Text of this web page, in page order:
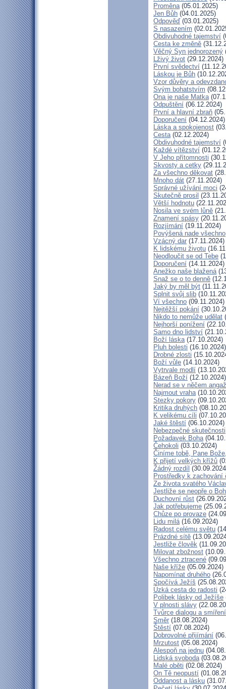
Proměna(05.01.2025)
Jen Bůh (04.01.2025)
Odpověď (03.01.2025)
S nasazením
Obdivuhodné tajemství
Cesta ke změně
Věčný Syn jednorozený
Lživý život (29.12.2024)
První svědectví
Láskou je Bůh
Vzor důvěry a
Svým bohatstvím
Ona je naše Matka
Odpuštění (06.12.2024)
První a hlavní zbraň
Doporučení (04.12.2024)
Láska a spokojenost
Cesta(02.12.2024)
Obdivuhodné tajemství
Každé vítězství
V Jeho přítomnosti
Skvosty a cetky
Za všechno děkovat
Mnoho dát (27.11.2024)
Správné užívání moci
Skutečně prosil
Větší hodnotu
Nosila ve svém lůně
Znamení spásy
Rozjímání (19.11.2024)
Povýšená nade všechno
Vzácný dar (17.11.2024)
K lidskému životu
Neodloučit se od Tebe
Doporučení (14.11.2024)
Anežko naše blažená
Snaž se o to denně
Jaký by měl být
Splnit svůj slib
Ví všechno (09.11.2024)
Nejtěžší pokání
Nikdo to nemůže udělat
Nejhorší ponížení
Samo dno lidství
Boží láska(17.10.2024)
Pluh bolesti (16.10.2024)
Drobné zlosti
Boží vůle (14.10.2024)
Vytrvale modlí
Bázeň Boží (12.10.2024)
Nerad se v něčem
Najmout vraha
Stezky pokory
Kritika druhých
K velikému cíli
Jaké štěstí (06.10.2024)
Nebezpečné skutečnosti
Požadavek Boha
Čehokoli (03.10.2024)
Činíme tobě, Pane
K přijetí velkých křížů
Žádný rozdíl
Prostředky k zachování
Ze života svatého
Jestliže se neopře o
Duchovní růst
Jak potřebujeme
Chůze po provaze
Lidu milá(16.09.2024)
Radost celému světu
Prázdné sítě
Jestliže člověk
Milovat zbožnost
Všechno ztracené
Naše kříže (05.09.2024)
Napomínat druhého
Spočívá Ježíš
Úzká cesta do radosti
Polibek lásky od Ježíše
V plnosti slávy
Tvůrce dialogu a smíření
Směr (18.08.2024)
Štěstí (07.08.2024)
Dobrovolné přijímání
Mrzutost (05.08.2024)
Alespoň na jednu
Lidská svoboda
Malé oběti (02.08.2024)
On Tě neopustí
Oddanost a lásku